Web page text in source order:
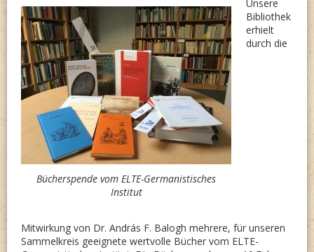
Bücherspende vom ELTE-Germanistisches
Institut
Unsere
Bibliothek
erhielt
durch die
Mitwirkung von Dr. András F. Balogh mehrere, für unseren
Sammelkreis geeignete wertvolle Bücher vom ELTE-